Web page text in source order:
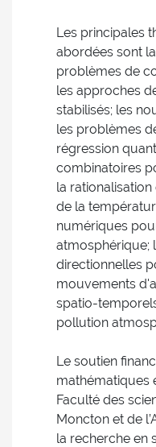
Les principales
abordées sont
problèmes de
les approches
stabilisés; les
les problèmes
régression
combinatoires
la
de la
numériques
atmosphérique;
directionnelles
mouvements
spatio-
pollution
Le soutien
mathématiques
Faculté des
Moncton et de
la recherche en